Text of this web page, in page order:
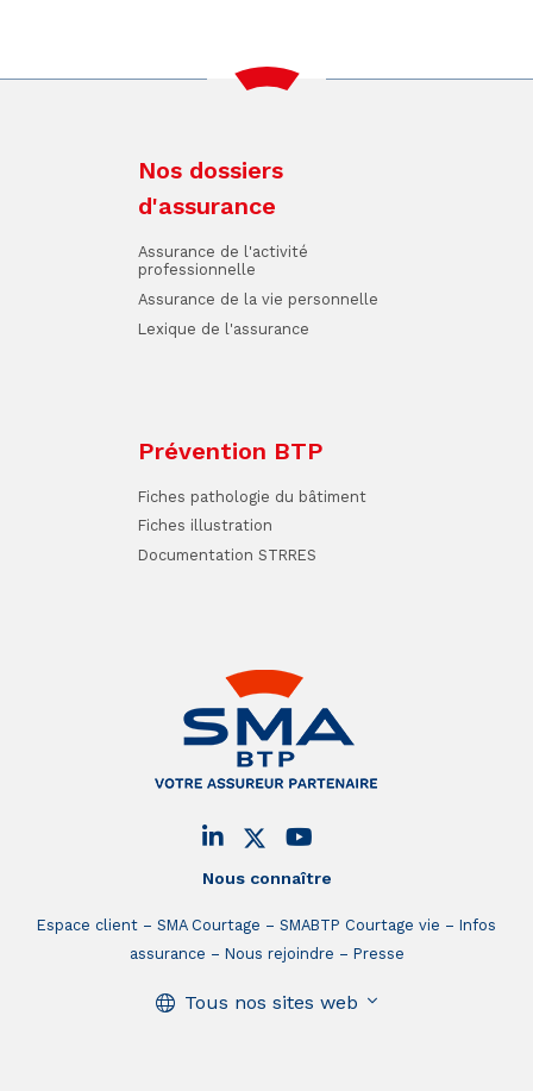
Nous connaître
Espace client SMA Courtage SMABTP Courtage vie
Infos
assurance
Nous rejoindre Presse
Tous nos sites web
Nos dossiers
d'assurance
Assurance de l'activité
professionnelle
Assurance de la vie personnelle
Lexique de l'assurance
Prévention BTP
Fiches pathologie du bâtiment
Fiches illustration
Documentation STRRES